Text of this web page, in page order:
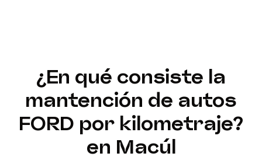
¿En qué consiste la
mantención de autos
FORD por kilometraje?
en Macúl